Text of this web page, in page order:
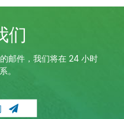
们
邮件，我们将在 24 小时
。